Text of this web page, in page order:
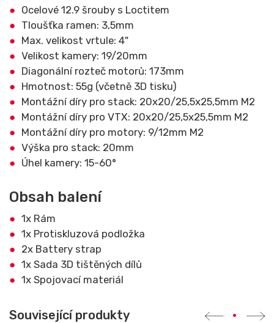
Ocelové 12.9 šrouby s Loctitem
Tloušťka ramen: 3,5mm
Max. velikost vrtule: 4"
Velikost kamery: 19/20mm
Diagonální rozteč motorů: 173mm
Hmotnost: 55g (včetně 3D tisku)
Montážní díry pro stack: 20x20/25,5x25,5mm M2
Montážní díry pro VTX: 20x20/25,5x25,5mm M2
Montážní díry pro motory: 9/12mm M2
Výška pro stack: 20mm
Úhel kamery: 15-60°
Obsah balení
1x Rám
1x Protiskluzová podložka
2x Battery strap
1x Sada 3D tištěných dílů
1x Spojovací materiál
Související produkty •